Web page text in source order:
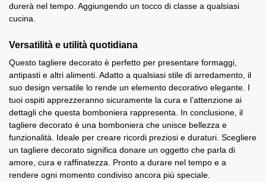
durerà nel tempo. Aggiungendo un tocco di classe a qualsiasi
cucina.
Versatilità e utilità quotidiana
Questo tagliere decorato è perfetto per presentare formaggi,
antipasti e altri alimenti. Adatto a qualsiasi stile di arredamento, il
suo design versatile lo rende un elemento decorativo elegante. I
tuoi ospiti apprezzeranno sicuramente la cura e l’attenzione ai
dettagli che questa bomboniera rappresenta. In conclusione, il
tagliere decorato è una bomboniera che unisce bellezza e
funzionalità. Ideale per creare ricordi preziosi e duraturi. Scegliere
un tagliere decorato significa donare un oggetto che parla di
amore, cura e raffinatezza. Pronto a durare nel tempo e a
rendere ogni momento condiviso ancora più speciale.